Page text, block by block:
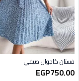
فستان كاجوال صيفي
EGP750.00